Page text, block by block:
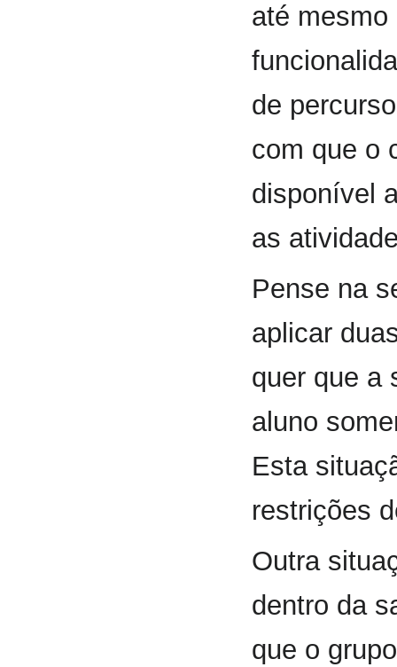
até
de
com que o
disponível
as
Pense na
aplicar
quer que a
aluno
Esta
restrições
Outra
dentro da
que o